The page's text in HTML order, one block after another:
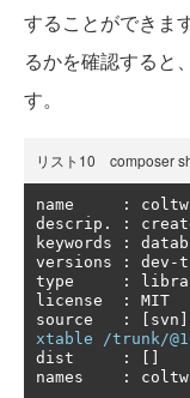
することができま
るかを確認すると
す。
リスト10 composer
name :
descrip . :
keywords
:
versions
: dev -
type
:
license
:
MIT
source
: svn
xtable /trunk/
dist
:
names
: